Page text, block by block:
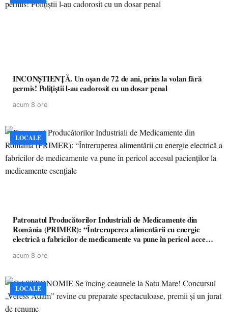
INCONȘTIENȚĂ. Un oșan de 72 de ani, prins la volan fără
permis! Polițiștii l-au cadorosit cu un dosar penal
acum 8 ore
LOCALE
Patronatul Producătorilor Industriali de Medicamente din
România (PRIMER): “Întreruperea alimentării cu energie
electrică a fabricilor de medicamente va pune în pericol accesul
acum 8 ore
LOCALE